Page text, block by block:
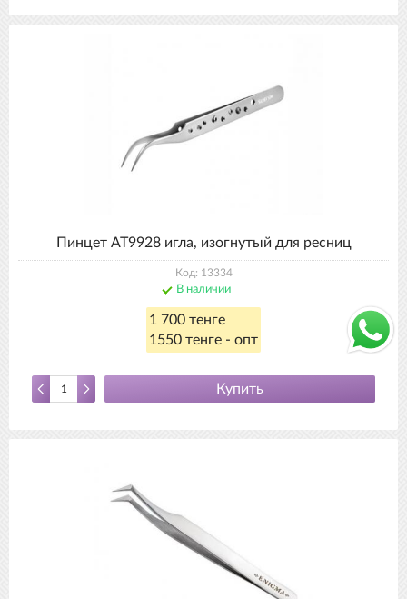
Пинцет АТ9928 игла, изогнутый для ресниц
Код: 13334
В наличии
1 700 тенге
1550 тенге - опт
Купить